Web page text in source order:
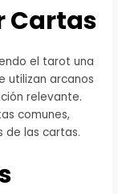
Cartas
el tarot una
utilizan arcanos
relevante.
comunes,
de las cartas.